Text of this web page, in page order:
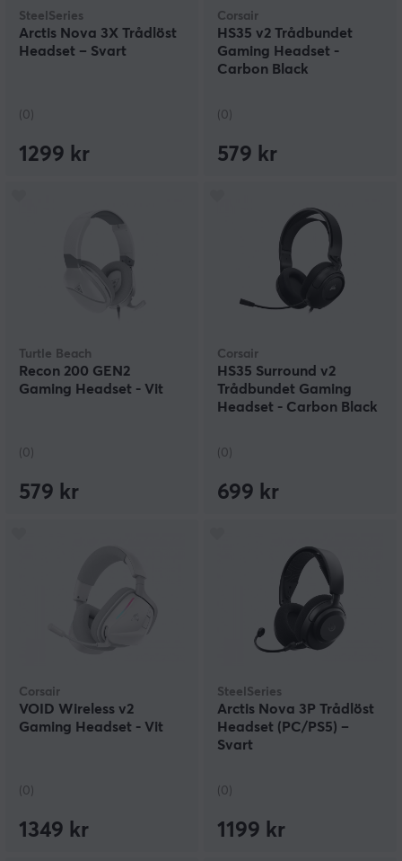
SteelSeries
Arctis Nova 3X Trådlöst
Headset – Svart
(0)
1299 kr
Corsair
HS35 v2 Trådbundet
Gaming Headset -
Carbon Black
(0)
579 kr
Turtle Beach
Recon 200 GEN2
Gaming Headset - Vit
(0)
579 kr
Corsair
HS35 Surround v2
Trådbundet Gaming
Headset - Carbon Black
(0)
699 kr
Corsair
VOID Wireless v2
Gaming Headset - Vit
(0)
1349 kr
SteelSeries
Arctis Nova 3P Trådlöst
Headset (PC/PS5) –
Svart
(0)
1199 kr